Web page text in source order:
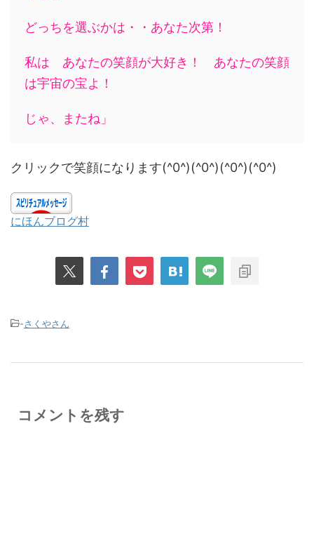
どっちを選ぶかは・・あなた次第！
私は あなたの笑顔が大好き！ あなたの笑顔
は宇宙の宝よ！
じゃ、またね」
クリックで笑顔になります(^0^)(^0^)(^0^)(^0^)
にほんブログ村
-さくやさん
コメントを残す